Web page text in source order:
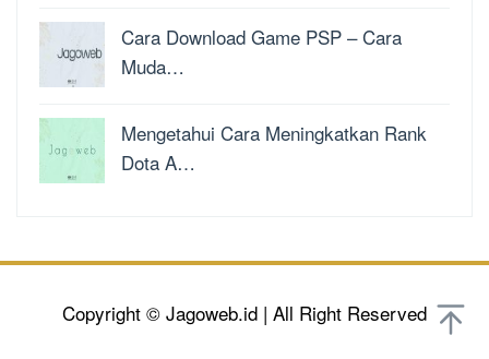
Cara Download Game PSP – Cara
Muda…
Mengetahui Cara Meningkatkan Rank
Dota A…
Copyright © Jagoweb.id | All Right Reserved